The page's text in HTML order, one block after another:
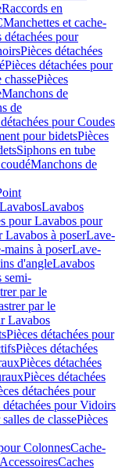
Raccords en
Manchettes et cache-
détachées pour
Pièces détachées
Pièces détachées pour
Pièces
Manchons de
de
pour Coudes
pour bidetsPièces
Siphons en tube
Manchons de
Lavabos
pour Lavabos pour
Lavabos à poserLave-
mains à poserLave-
d'angleLavabos
semi-
par le
par le
Lavabos
Pièces détachées pour
Pièces détachées
Pièces détachées
Pièces détachées
détachées pour
détachées pour Vidoirs
de classePièces
ColonnesCache-
AccessoiresCaches